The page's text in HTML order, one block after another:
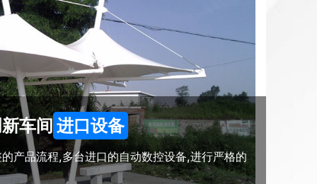
车间进口设备
产品流程,多台进口的自动数控设备,进行严格的